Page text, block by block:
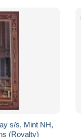
s/s, Mint NH,
(Royalty)